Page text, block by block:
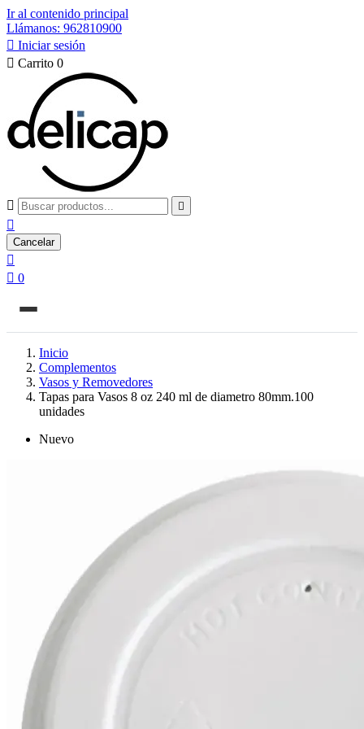
Ir al contenido principal
Llámanos: 962810900
 Iniciar sesión
 Carrito 0
 

Cancelar

 0
Inicio
Complementos
Vasos y Removedores
Tapas para Vasos 8 oz 240 ml de diametro 80mm.100
unidades
Nuevo